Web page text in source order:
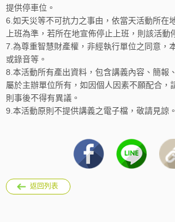
提供停車位。
6.如天災等不可抗力之事由，依當天活動所在
上班為準，若所在地宣佈停止上班，則該活動
7.為尊重智慧財產權，非經執行單位之同意，
或錄音等。
8.本活動所有產出資料，包含講義內容、簡報
屬於主辦單位所有，如因個人因素不願配合，
則事後不得有異議。
9.本活動原則不提供講義之電子檔，敬請見諒。
返回列表